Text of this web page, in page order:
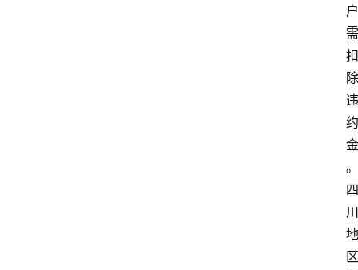
户
需
扣
除
违
约
金
。
四
川
地
区